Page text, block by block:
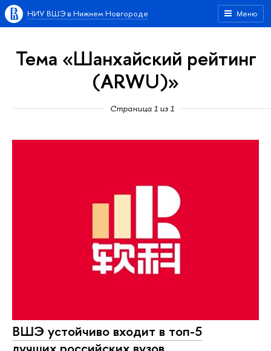
Меню
НИУ ВШЭ в Нижнем Новгороде
Тема «Шанхайский рейтинг
(ARWU)»
Страница 1 из 1
ВШЭ устойчиво входит в топ-5